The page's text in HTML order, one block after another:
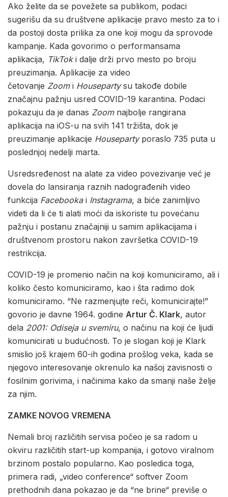
Ako želite da se povežete sa publikom, podaci
sugerišu da su društvene aplikacije pravo mesto za to i
da postoji dosta prilika za one koji mogu da sprovode
kampanje. Kada govorimo o performansama
aplikacija, TikToki dalje drži prvo mesto po broju
preuzimanja. Aplikacije za video
četovanje Zoomi Housepartysu takođe dobile
značajnu pažnju usred COVID-19 karantina. Podaci
pokazuju da je danas Zoomnajbolje rangirana
aplikacija na iOS-u na svih 141 tržišta, dok je
preuzimanje aplikacije Housepartyporaslo 735 puta u
poslednjoj nedelji marta.
Usredsređenost na alate za video povezivanje već je
dovela do lansiranja raznih nadograđenih video
funkcija Facebookai Instagrama, a biće zanimljivo
videti da li će ti alati moći da iskoriste tu povećanu
pažnju i postanu značajniji u samim aplikacijama i
društvenom prostoru nakon završetka COVID-19
restrikcija.
COVID-19 je promenio način na koji komuniciramo, ali i
koliko često komuniciramo, kao i šta radimo dok
komuniciramo. “Ne razmenjujte reči, komunicirajte!”
govorio je davne 1964. godine Artur Č. Klark, autor
dela 2001: Odiseja u svemiru, o načinu na koji će ljudi
komunicirati u budućnosti. To je slogan koji je Klark
smislio još krajem 60-ih godina prošlog veka, kada se
njegovo interesovanje okrenulo ka našoj zavisnosti o
fosilnim gorivima, i načinima kako da smanji naše želje
za njim.
ZAMKE NOVOG VREMENA
Nemali broj različitih servisa počeo je sa radom u
okviru različitih start-up kompanija, i gotovo viralnom
brzinom postalo popularno. Kao posledica toga,
primera radi, „video conference“ softver Zoom
prethodnih dana pokazao je da “ne brine“ previše o